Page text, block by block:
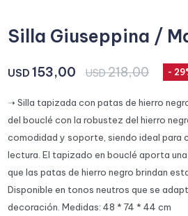
Silla Giuseppina /
USD 153,00 USD218,00 29
➝ Silla tapizada con patas de hierro
del bouclé con la robustez del hierro
comodidad y soporte, siendo ideal
lectura. El tapizado en bouclé aporta
que las patas de hierro negro brindan
Disponible en tonos neutros que se
decoración. Medidas: 48 * 74 * 44 cm